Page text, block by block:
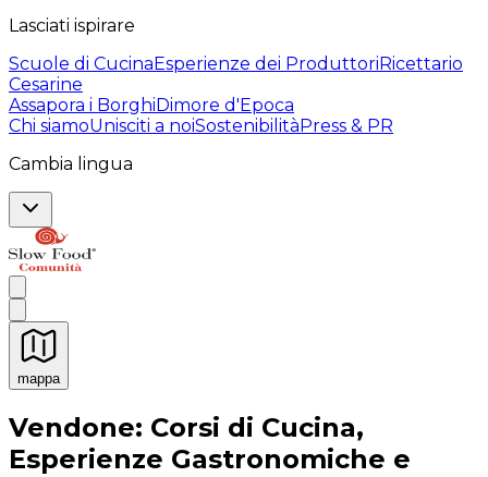
Lasciati ispirare
Scuole di CucinaEsperienze dei ProduttoriRicettario
Cesarine
Assapora i BorghiDimore d'Epoca
Chi siamoUnisciti a noiSostenibilitàPress & PR
Cambia lingua
mappa
Esperienze culinarie indimenticabili: Esperienze
Vendone: Corsi di Cucina,
Esperienze Gastronomiche e